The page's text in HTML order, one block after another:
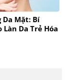
Da Mặt: Bí
Làn Da Trẻ Hóa